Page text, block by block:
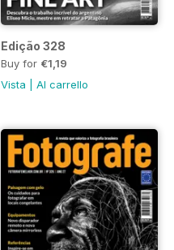
Edição 328
Buy for €1,19
Vista
Al carrello